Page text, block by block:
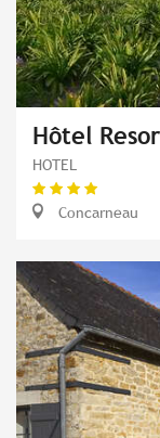
Hôtel
HOTEL
Concarneau